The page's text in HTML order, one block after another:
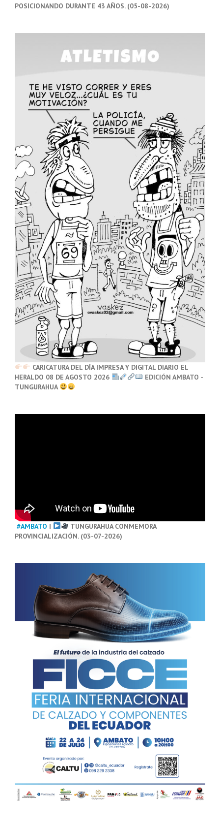
POSICIONANDO DURANTE 43 AÑOS. (05-08-2026)
CARICATURA DEL DÍA IMPRESA Y DIGITAL DIARIO EL
HERALDO 08 DE AGOSTO 2026
EDICIÓN AMBATO -
TUNGURAHUA
#AMBATO |
TUNGURAHUA CONMEMORA
PROVINCIALIZACIÓN. (03-07-2026)